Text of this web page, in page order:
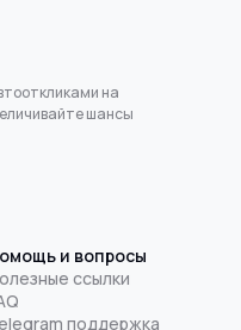
на
шансы
и вопросы
ссылки
поддержка